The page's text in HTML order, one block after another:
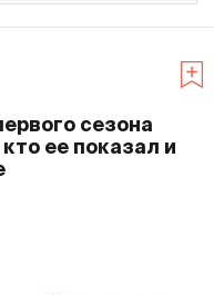
сезона
ее показал и